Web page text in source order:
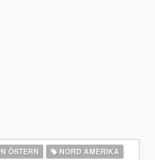
ÖSTERN
NORD AMERIKA